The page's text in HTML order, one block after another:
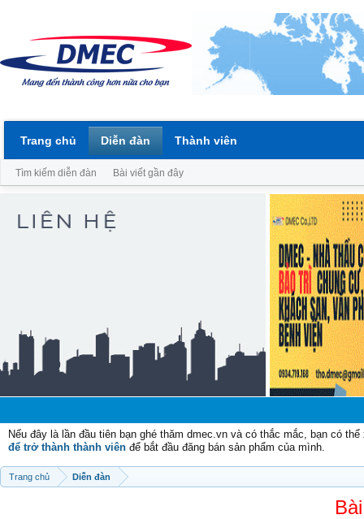
Nếu đây là lần đầu tiên bạn ghé thăm dmec.vn và có thắc mắc, bạn có
để trở thành thành viên để bắt đầu đăng bán sản phẩm của mình.
Trang chủ Diễn đàn
Trang chủ Diễn đàn
Tìm kiếm diễn đàn Bài viết gần đây
Thành viên